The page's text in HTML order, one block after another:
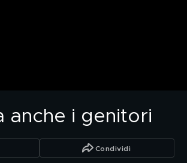
anche i genitori
Condividi